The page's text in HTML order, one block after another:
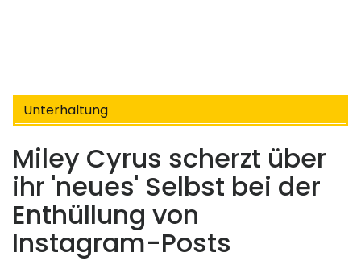
Unterhaltung
Miley Cyrus scherzt über
ihr 'neues' Selbst bei der
Enthüllung von
Instagram-Posts